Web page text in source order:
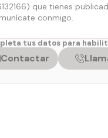
tus datos para
Contactar